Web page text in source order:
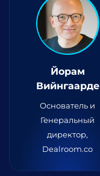
Йорам
Вийнгаарде
Основатель и
Генеральный
директор,
Dealroom.co